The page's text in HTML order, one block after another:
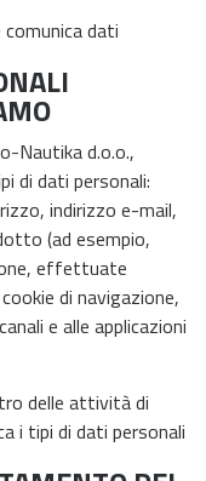
dati
Nautika d.o.o.,
di dati personali:
indirizzo e-mail,
(ad esempio,
effettuate
di navigazione,
e alle applicazioni
delle attività di
i tipi di dati personali